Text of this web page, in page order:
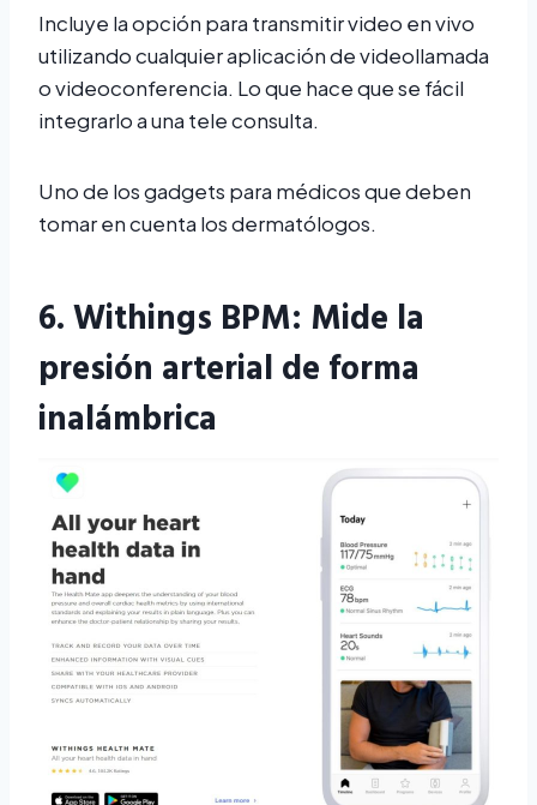
Incluye la opción para transmitir video en vivo
utilizando cualquier aplicación de videollamada
o videoconferencia. Lo que hace que se fácil
integrarlo a una tele consulta.
Uno de los gadgets para médicos que deben
tomar en cuenta los dermatólogos.
6.Withings BPM: Mide la
presión arterial de forma
inalámbrica